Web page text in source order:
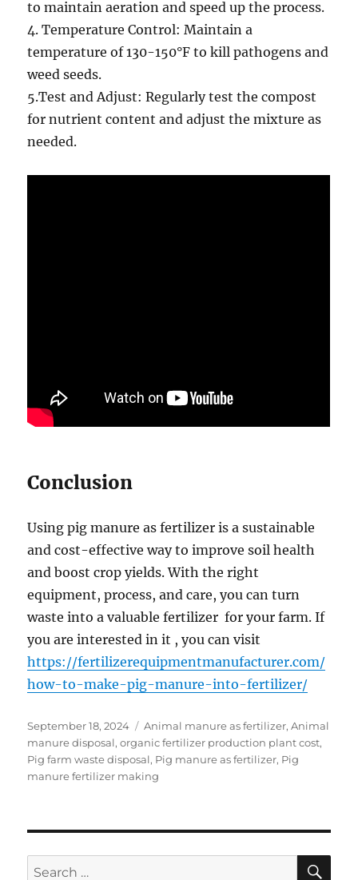
to maintain aeration and speed up the process.
4. Temperature Control: Maintain a
temperature of 130-150°F to kill pathogens and
weed seeds.
5.Test and Adjust: Regularly test the compost
for nutrient content and adjust the mixture as
needed.
Conclusion
Using pig manure as fertilizer is a sustainable
and cost-effective way to improve soil health
and boost crop yields. With the right
equipment, process, and care, you can turn
waste into a valuable fertilizer for your farm. If
you are interested in it , you can visit
https://fertilizerequipmentmanufacturer.com/
how-to-make-pig-manure-into-fertilizer/
Posted
on
September 18, 2024 Categories
Animal manure as fertilizer,Animal
manure disposal,organic fertilizer production plant cost,
Pig farm waste disposal, Pig manure as fertilizer, Pig
manure fertilizer making
Search